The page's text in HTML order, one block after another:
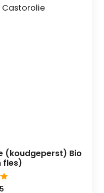
(koudgeperst) Bio
fles)